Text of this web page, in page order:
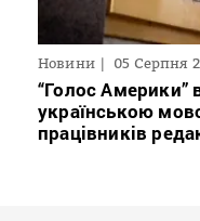
Новини 05 Серпня
“Голос
українською
працівників